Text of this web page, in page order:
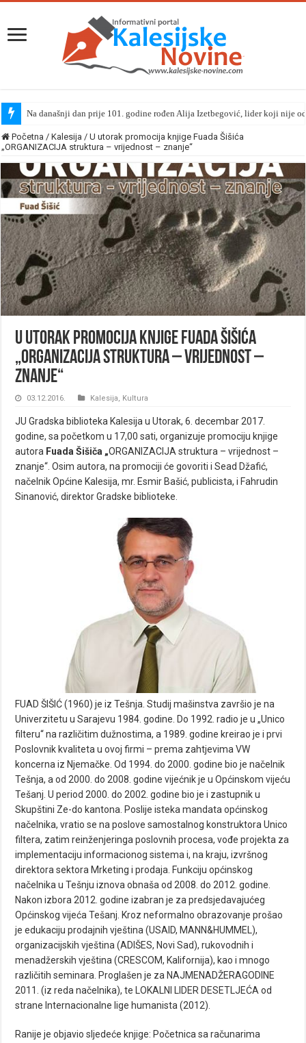
Na današnji dan prije 101. godine rođen Alija Izetbegović, lider koji nije
Početna / Kalesija / U utorak promocija knjige Fuada Šišića
„ORGANIZACIJA struktura – vrijednost – znanje“
U utorak promocija knjige Fuada Šišića
„ORGANIZACIJA struktura – vrijednost –
znanje“
03.12.2016. Kalesija, Kultura
JU Gradska biblioteka Kalesija u Utorak, 6. decembar 2017.
godine, sa početkom u 17,00 sati, organizuje promociju knjige
autora Fuada Šišiča „ORGANIZACIJA struktura – vrijednost –
znanje“. Osim autora, na promociji će govoriti i Sead Džafić,
načelnik Općine Kalesija, mr. Esmir Bašić, publicista, i Fahrudin
Sinanović, direktor Gradske biblioteke.
FUAD ŠIŠIĆ (1960) je iz Tešnja. Studij mašinstva završio je na
Univerzitetu u Sarajevu 1984. godine. Do 1992. radio je u „Unico
filteru“ na različitim dužnostima, a 1989. godine kreirao je i prvi
Poslovnik kvaliteta u ovoj firmi – prema zahtjevima VW
koncerna iz Njemačke. Od 1994. do 2000. godine bio je načelnik
Tešnja, a od 2000. do 2008. godine vijećnik je u Općinskom vijeću
Tešanj. U period 2000. do 2002. godine bio je i zastupnik u
Skupštini Ze-do kantona. Poslije isteka mandata općinskog
načelnika, vratio se na poslove samostalnog konstruktora Unico
filtera, zatim reinženjeringa poslovnih procesa, vođe projekta za
implementaciju informacionog sistema i, na kraju, izvršnog
direktora sektora Mrketing i prodaja. Funkciju općinskog
načelnika u Tešnju iznova obnaša od 2008. do 2012. godine.
Nakon izbora 2012. godine izabran je za predsjedavajućeg
Općinskog vijeća Tešanj. Kroz neformalno obrazovanje prošao
je edukaciju prodajnih vještina (USAID, MANN&HUMMEL),
organizacijskih vještina (ADIŠES, Novi Sad), rukovodnih i
menadžerskih vještina (CRESCOM, Kalifornija), kao i mnogo
različitih seminara. Proglašen je za NAJMENADŽERAGODINE
2011. (iz reda načelnika), te LOKALNI LIDER DESETLJEĆA od
strane Internacionalne lige humanista (2012).
Ranije je objavio sljedeće knjige: Početnica sa računarima